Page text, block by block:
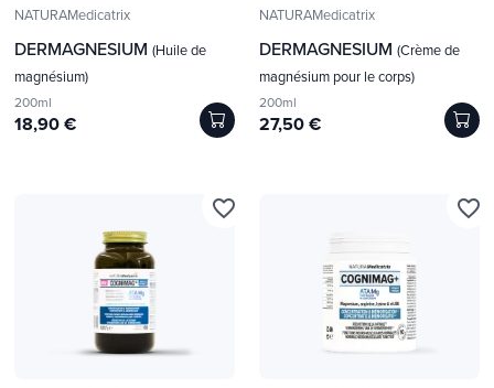
NATURAMedicatrix
DERMAGNESIUM (Huile de
magnésium)
200ml
18,90 €
NATURAMedicatrix
DERMAGNESIUM (Crème de
magnésium pour le corps)
200ml
27,50 €
favorite_border favorite_border